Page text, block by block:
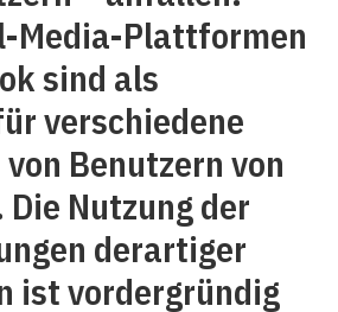
Media-Plattformen
sind als
verschiedene
Benutzern von
Nutzung der
derartiger
ist vordergründig